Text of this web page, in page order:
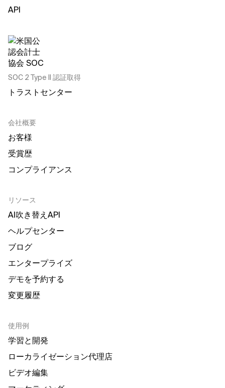
API
SOC 2 Type II 認証取得
トラストセンター
会社概要
お客様
受賞歴
コンプライアンス
リソース
AI吹き替えAPI
ヘルプセンター
ブログ
エンタープライズ
デモを予約する
変更履歴
使用例
学習と開発
ローカライゼーション代理店
ビデオ編集